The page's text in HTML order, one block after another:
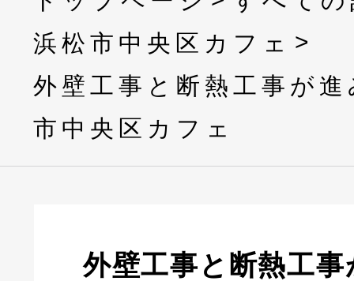
浜松市中央区カフェ
外壁工事と断熱工事が
市中央区カフェ
外壁工事と断熱工